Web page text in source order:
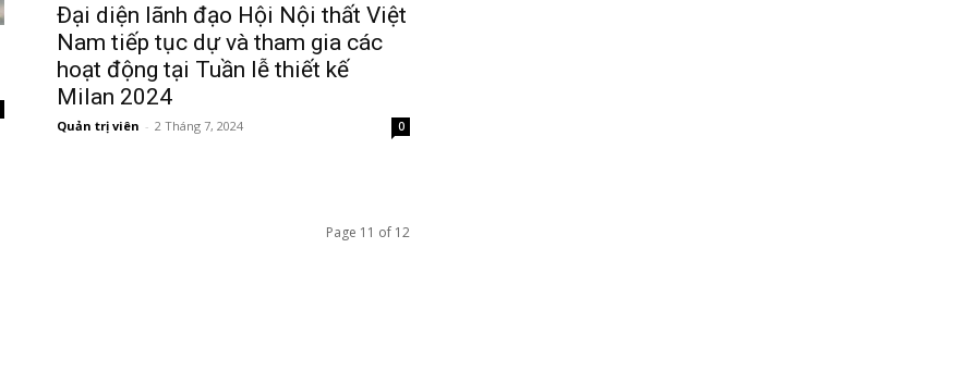
Đại diện lãnh đạo Hội Nội thất Việt
Nam tiếp tục dự và tham gia các
hoạt động tại Tuần lễ thiết kế
Milan 2024
Quản trị viên - 2 Tháng 7, 2024 0
Page 11 of 12